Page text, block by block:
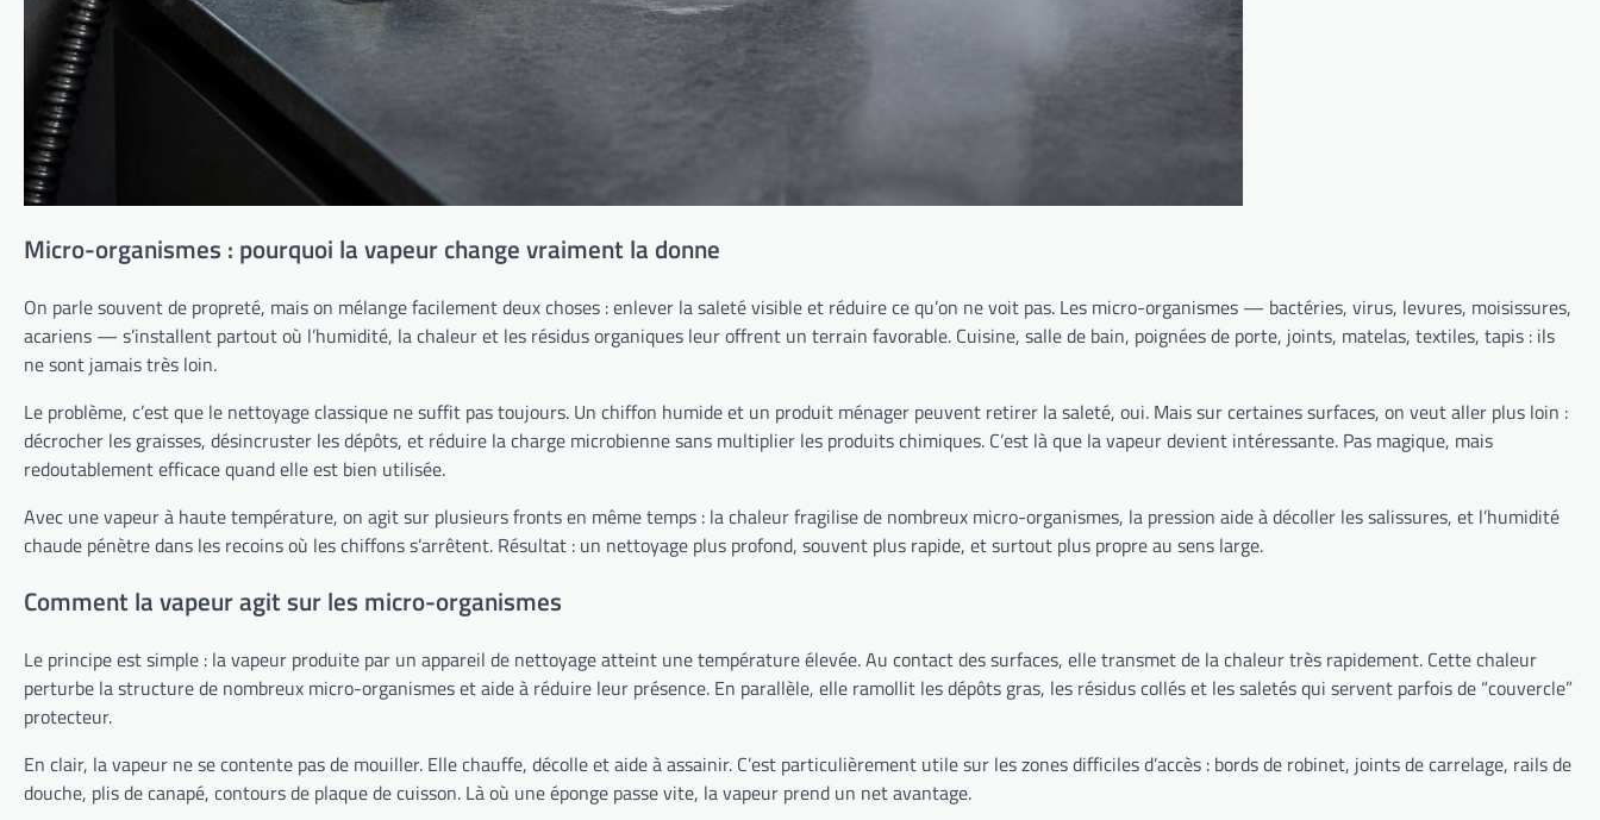
Micro-organismes : pourquoi la vapeur change vraiment la donne
On parle souvent de propreté, mais on mélange facilement deux choses : enlever la saleté visible et réduire ce qu’on ne voit pas. Les micro-organismes — bactéries, virus, levures, moisissures,
acariens — s’installent partout où l’humidité, la chaleur et les résidus organiques leur offrent un terrain favorable. Cuisine, salle de bain, poignées de porte, joints, matelas, textiles, tapis : ils
ne sont jamais très loin.
Le problème, c’est que le nettoyage classique ne suffit pas toujours. Un chiffon humide et un produit ménager peuvent retirer la saleté, oui. Mais sur certaines surfaces, on veut aller plus loin :
décrocher les graisses, désincruster les dépôts, et réduire la charge microbienne sans multiplier les produits chimiques. C’est là que la vapeur devient intéressante. Pas magique, mais
redoutablement efficace quand elle est bien utilisée.
Avec une vapeur à haute température, on agit sur plusieurs fronts en même temps : la chaleur fragilise de nombreux micro-organismes, la pression aide à décoller les salissures, et l’humidité
chaude pénètre dans les recoins où les chiffons s’arrêtent. Résultat : un nettoyage plus profond, souvent plus rapide, et surtout plus propre au sens large.
Comment la vapeur agit sur les micro-organismes
Le principe est simple : la vapeur produite par un appareil de nettoyage atteint une température élevée. Au contact des surfaces, elle transmet de la chaleur très rapidement. Cette chaleur
perturbe la structure de nombreux micro-organismes et aide à réduire leur présence. En parallèle, elle ramollit les dépôts gras, les résidus collés et les saletés qui servent parfois de “couvercle”
protecteur.
En clair, la vapeur ne se contente pas de mouiller. Elle chauffe, décolle et aide à assainir. C’est particulièrement utile sur les zones difficiles d’accès : bords de robinet, joints de carrelage, rails de
douche, plis de canapé, contours de plaque de cuisson. Là où une éponge passe vite, la vapeur prend un net avantage.